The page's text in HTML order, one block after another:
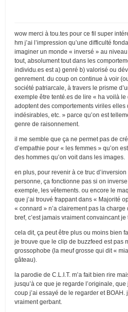
wow merci à tou.tes pour ce fil super
hm j’ai l’impression qu’une difficulté
imaginer un monde « inversé » au
tout, absolument tout dans les
individu.es est a) genré b) valorisé ou
genrement. du coup on continue à voir
société patriarcale, à travers le prisme
exemple être tenté.es de lire « ha voilà
adoptent des comportements viriles elles
indésirables, etc. » parce qu’on est
genre de raisonnement.
il me semble que ça ne permet pas de
d’empathie pour « les femmes » qu’on
des hommes qu’on voit dans les images.
en plus, pour revenir à ce truc
personne, ça fonctionne pas si on
exemple, les vêtements. ou encore le
que j’ai trouvé frappant dans « Majorité
« connard » n’a clairement pas la
bref, c’est jamais vraiment convaincant je
cela dit, ça peut être plus ou moins bien
je trouve que le clip de buzzfeed est pas
grossophobe (la meuf grosse qui dit «
gâteau).
la parodie de C.L.I.T. m’a fait bien rire
jusqu’à ce que je regarde l’originale,
coup j’ai essayé de le regarder et BOAH.
vraiment gerbant.